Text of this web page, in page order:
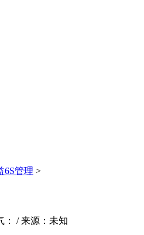
6S管理 >
： / 来源：未知